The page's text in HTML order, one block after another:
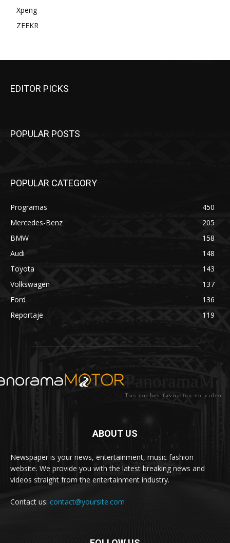
Xpeng
ZEEKR
EDITOR PICKS
POPULAR POSTS
POPULAR CATEGORY
Programas
450
Mercedes-Benz
205
BMW
158
Audi
148
Toyota
143
Volkswagen
137
Ford
136
Reportaje
119
Tus coches favoritos en video.
ABOUT US
Newspaper is your news, entertainment, music fashion
website. We provide you with the latest breaking news and
videos straight from the entertainment industry.
Contact us: contact@yoursite.com